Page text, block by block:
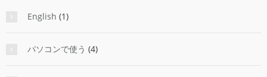
English (1)
パソコンで使う (4)